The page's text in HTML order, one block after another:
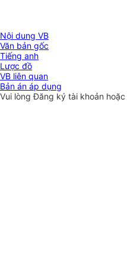
Nội dung VB
Văn bản gốc
Tiếng anh
Lược đồ
VB liên quan
Bản án áp dụng
Vui lòngĐăng ký tài khoản hoặc